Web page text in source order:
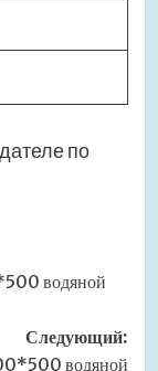
по
водяной
Следующий:
водяной